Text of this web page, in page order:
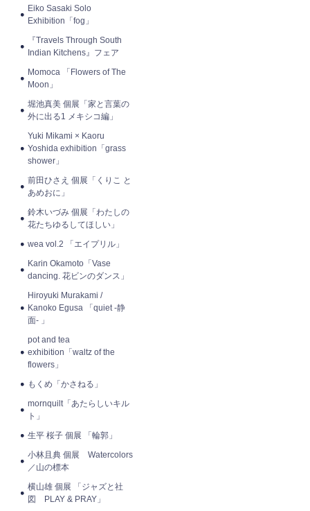
Eiko Sasaki Solo
Exhibition「fog」
『Travels Through South
Indian Kitchens』フェア
Momoca 「Flowers of The
Moon」
堀池真美 個展「家と言葉の
外に出る1 メキシコ編」
Yuki Mikami × Kaoru
Yoshida exhibition「grass
shower」
前田ひさえ 個展「くりこ と
あめおに」
鈴木いづみ 個展「わたしの
花たちゆるしてほしい」
wea vol.2 「エイプリル」
Karin Okamoto「Vase
dancing. 花ビンのダンス」
Hiroyuki Murakami /
Kanoko Egusa 「quiet -静
面- 」
pot and tea
exhibition「waltz of the
flowers」
もくめ「かさねる」
mornquilt「あたらしいキル
ト」
生平 桜子 個展 「輪郭」
小林且典 個展 Watercolors
／山の標本
横山雄 個展 「ジャズと社
図 PLAY & PRAY」